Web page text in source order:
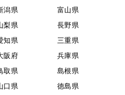
潟県
富山県
梨県
長野県
知県
三重県
阪府
兵庫県
取県
島根県
口県 徳島県